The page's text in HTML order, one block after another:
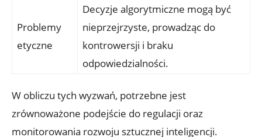
Problemy ​
etyczne
Decyzje algorytmiczne mogą być
nieprzejrzyste, prowadząc do
‍kontrowersji⁣ i‌ braku
odpowiedzialności.
W obliczu ‍tych wyzwań, potrzebne jest
zrównoważone podejście ‍do regulacji oraz
monitorowania rozwoju sztucznej inteligencji.